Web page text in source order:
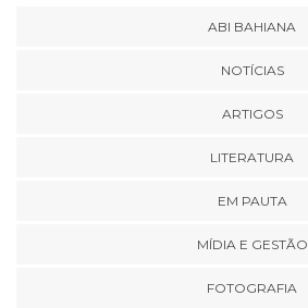
ABI BAHIANA
NOTÍCIAS
ARTIGOS
LITERATURA
EM PAUTA
MÍDIA E GESTÃO
FOTOGRAFIA